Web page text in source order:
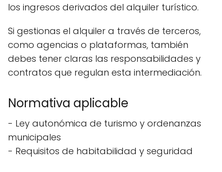
los ingresos derivados del alquiler turístico.
Si gestionas el alquiler a través de terceros,
como agencias o plataformas, también
debes tener claras las responsabilidades y
contratos que regulan esta intermediación.
Normativa aplicable
- Ley autonómica de turismo y ordenanzas
municipales
- Requisitos de habitabilidad y seguridad